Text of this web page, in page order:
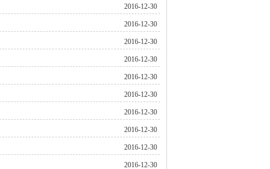
2016-12-30
2016-12-30
2016-12-30
2016-12-30
2016-12-30
2016-12-30
2016-12-30
2016-12-30
2016-12-30
2016-12-30